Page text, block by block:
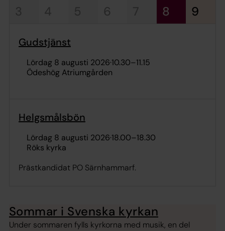
4 6 8 9
Gudstjänst
lördag 8 augusti 2026·10.30–11.15
Ödeshög Atriumgården
Helgsmålsbön
lördag 8 augusti 2026·18.00–18.30
Röks kyrka
Prästkandidat PO Särnhammarf.
Sommar i Svenska kyrkan
Under sommaren fylls kyrkorna med musik, en del